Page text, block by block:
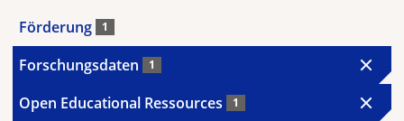
Förderung 1
Forschungsdaten 1
Open Educational Ressources 1